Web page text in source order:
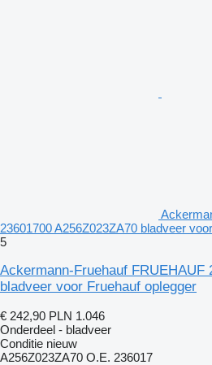
23601700 A256Z023ZA70 bladveer
5
Ackermann-Fruehauf FRUEHAUF
bladveer voor Fruehauf oplegger
€ 242,90 PLN 1.046
Onderdeel - bladveer
Conditie nieuw
A256Z023ZA70 O.E. 236017